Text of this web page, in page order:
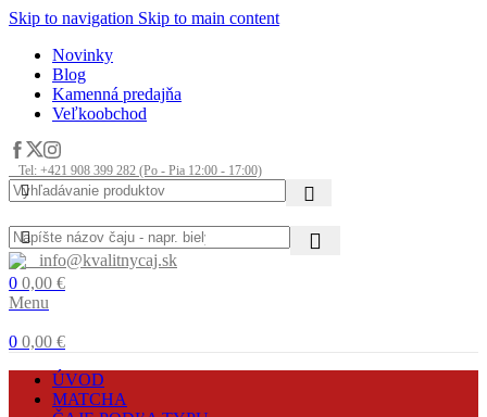
Skip to navigation Skip to main content
Novinky
Blog
Kamenná predajňa
Veľkoobchod
Tel: +421 908 399 282 (Po - Pia 12:00 - 17:00)
info@kvalitnycaj.sk
0 0,00 €
Menu
0 0,00 €
ÚVOD
MATCHA